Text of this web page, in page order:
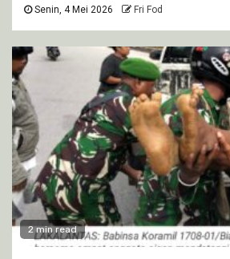
Senin, 4 Mei 2026 Fri Fod
2 min read